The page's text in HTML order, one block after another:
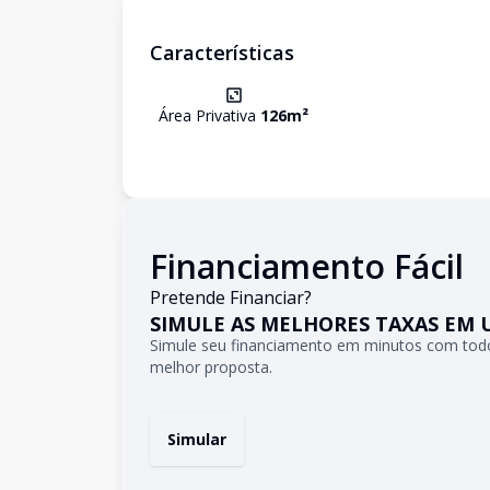
Características
Área Privativa 126m²
Financiamento Fácil
Pretende Financiar?
SIMULE AS MELHORES TAXAS EM
Simule seu financiamento em minutos com
melhor proposta.
Simular